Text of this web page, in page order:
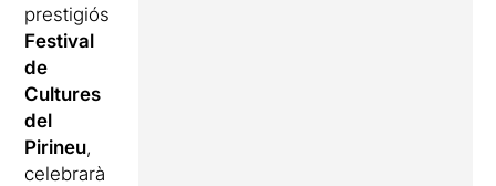
prestigiós
Festival
de
Cultures
del
Pirineu,
celebrarà